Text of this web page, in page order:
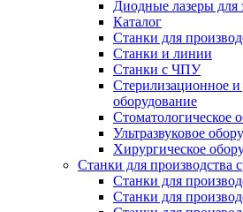
Диодные лазеры для
Каталог
Станки для
Станки и линии
Станки с ЧПУ
Стерилизационное
оборудование
Стоматологическое
Ультразвуковое
Хирургическое
Станки для производства
Станки для
Станки для